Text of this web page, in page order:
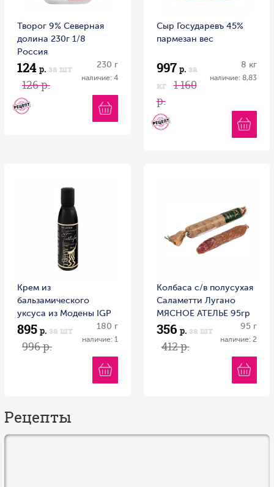
Творог 9% Северная
долина 230г 1/8
Россия
124 р. за шт
126 р.
230 г
наличие: 4
Сыр Государевъ 45%
пармезан вес
997 р. за
кг
1 160
р.
8 кг
наличие: 8,83
Крем из
бальзамического
уксуса из Модены IGP
с черным трюфелем
RETARTU 180 г пл/б
Италия
895 р. за шт
996 р.
180 г
наличие: 1
Колбаса с/в полусухая
Саламетти Лугано
МЯСНОЕ АТЕЛЬЕ 95гр
1/20 Россия
356 р. за шт
412 р.
95 г
наличие: 2
Рецепты